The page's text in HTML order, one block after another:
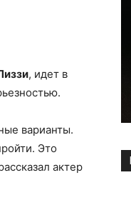
, идет в
варианты.
Это
актер